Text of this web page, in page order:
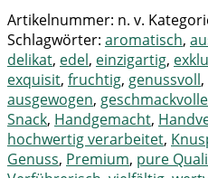
Artikelnummer: n. v.
Schlagwörter: aromatisch,
delikat, edel, einzigartig,
exquisit, fruchtig, genussvoll,
ausgewogen,
Snack, Handgemacht,
hochwertig verarbeitet,
Genuss, Premium, pure